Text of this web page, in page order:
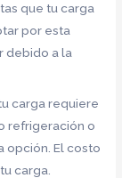
que tu carga
por esta
debido a la
carga requiere
refrigeración o
opción. El costo
carga.